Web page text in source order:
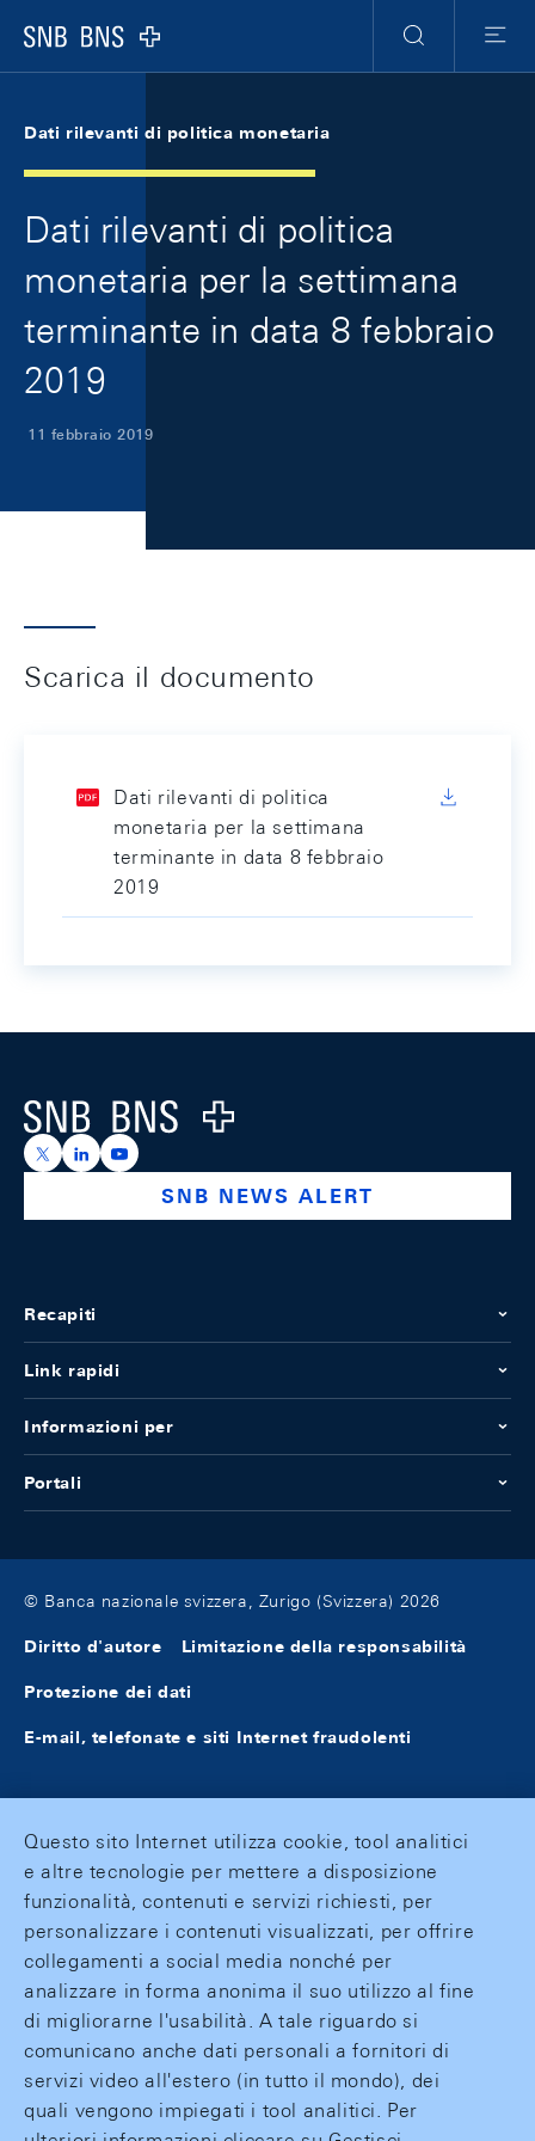
Logo
Ricerca
Menu
Dati rilevanti di politica monetaria
Dati rilevanti di politica
monetaria per la settimana
terminante in data 8 febbraio
2019
11 febbraio 2019
Scarica il documento
Dati rilevanti di politica
monetaria per la settimana
terminante in data 8 febbraio
2019
Logo
https://x.com/snb_bns
https://ch.linkedin.com/company/swiss-national-
https://www.youtube.com/@swissnationalbank
SNB NEWS ALERT
Recapiti
Link rapidi
Informazioni per
Portali
© Banca nazionale svizzera, Zurigo (Svizzera) 2026
Diritto d'autore Limitazione della responsabilità
Protezione dei dati
E-mail, telefonate e siti Internet fraudolenti
Questo sito Internet utilizza cookie, tool analitici
e altre tecnologie per mettere a disposizione
funzionalità, contenuti e servizi richiesti, per
personalizzare i contenuti visualizzati, per offrire
collegamenti a social media nonché per
analizzare in forma anonima il suo utilizzo al fine
di migliorarne l'usabilità. A tale riguardo si
comunicano anche dati personali a fornitori di
servizi video all'estero (in tutto il mondo), dei
quali vengono impiegati i tool analitici. Per